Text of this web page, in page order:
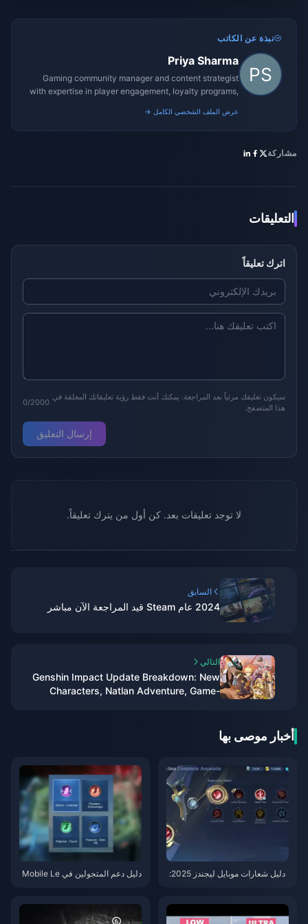
نبذة عن الكاتب
Priya Sharma
Gaming community manager and content strategist
with expertise in player engagement, loyalty programs,
عرض الملف الشخصي الكامل →
مشاركة
التعليقات
اترك تعليقاً
سيكون تعليقك مرئياً بعد المراجعة. يمكنك أنت فقط رؤية تعليقاتك المعلقة في
هذا المتصفح.
0/2000
إرسال التعليق
لا توجد تعليقات بعد. كن أول من يترك تعليقاً.
السابق
2024 عام Steam قيد المراجعة الآن مباشر
التالي
Genshin Impact Update Breakdown: New
Characters, Natlan Adventure, Game-
أخبار موصى بها
دليل شعارات موبايل ليجندز 2025:
دليل دعم المتجولين في Mobile Le